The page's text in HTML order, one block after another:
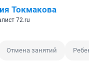
Токмакова
72.ru
Отмена занятий